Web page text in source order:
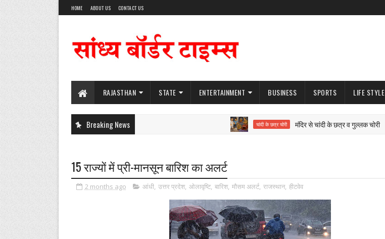
HOME ABOUT US CONTACT US
RAJASTHAN STATE ENTERTAINMENT BUSINESS SPORTS LIFE STYLE
Breaking News चांदी के छत्र चोरी मंदिर से चांदी के छत्र व गुल्लक चोरी
15 राज्यों में प्री-मानसून बारिश का अलर्ट
2 months ago आंधी, उत्तर प्रदेश, ओलावृष्टि, बारिश, मौसम अलर्ट, राजस्थान, हीटवेव